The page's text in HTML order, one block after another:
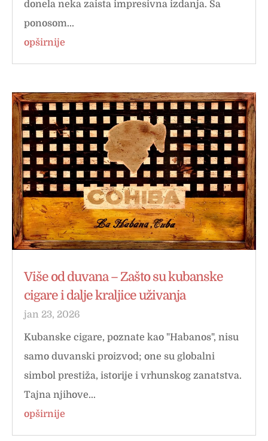
donela neka zaista impresivna izdanja. Sa
ponosom...
opširnije
Više od duvana – Zašto su kubanske
cigare i dalje kraljice uživanja
jan 23, 2026
Kubanske cigare, poznate kao "Habanos", nisu
samo duvanski proizvod; one su globalni
simbol prestiža, istorije i vrhunskog zanatstva.
Tajna njihove...
opširnije